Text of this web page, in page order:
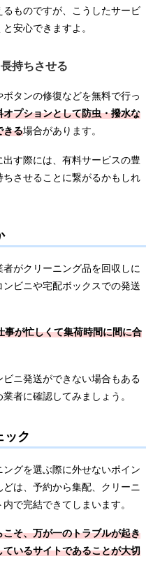
るものですが、こうしたサービ
安心できますよ。
持ちさせる
タンの修復などを無料で行っ
オプションとして防虫・撥水な
きる場合があります。
す際には、有料サービスの豊
させることに繋がるかもしれ
がクリーニング品を回収しに
ビニや宅配ボックスでの発送
が忙しくて集荷時間に間に合
ニ発送ができない場合もある
者に確認してみましょう。
ック
グを選ぶ際に外せないポイン
は、予約から集配、クリーニ
で完結できてしまいます。
そ、万が一のトラブルが起き
いるサイトであることが大切